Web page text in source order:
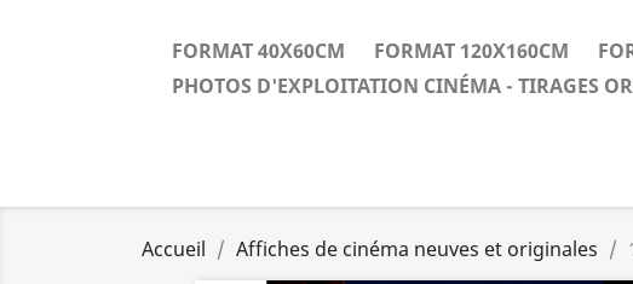
FORMAT 40X60CM FORMAT 120X160CM
PHOTOS D'EXPLOITATION CINÉMA - TIRAGES
Accueil Affiches de cinéma neuves et originales